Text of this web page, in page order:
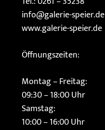
info@galerie-speier.de
www.galerie-speier.de
Öffnungszeiten:
Montag – Freitag:
09:30 – 18:00 Uhr
Samstag:
10:00 – 16:00 Uhr